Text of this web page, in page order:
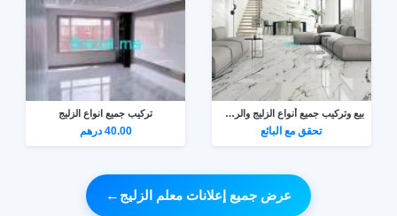
بيع وتركيب جميع أنواع الزليج والرخام بوسكورة
تحقق مع البائع
تركيب جميع انواع الزليج
40.00 درهم
عرض جميع إعلانات معلم الزليج ←